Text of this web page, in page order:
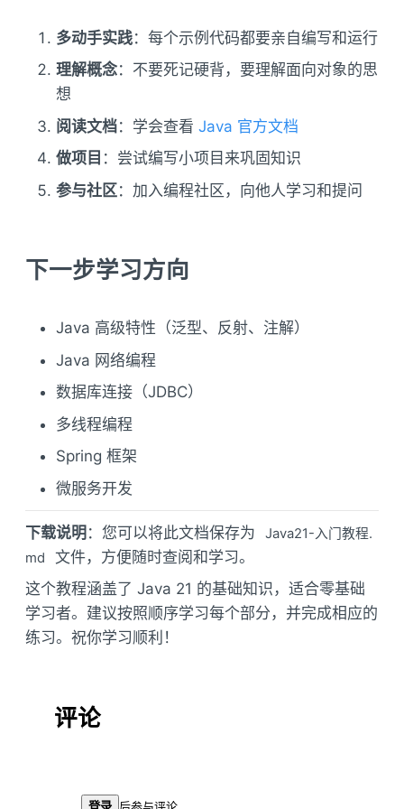
多动手实践：每个示例代码都要亲自编写和运行
理解概念：不要死记硬背，要理解面向对象的思
想
阅读文档：学会查看 Java 官方文档
做项目 ：尝试编写小项目来巩固知识
参与社区：加入编程社区，向他人学习和提问
下一步学习方向
Java 高级特性（泛型、反射、注解）
Java 网络编程
数据库连接（JDBC）
多线程编程
Spring 框架
微服务开发
下载说明 ：您可以将此文档保存为
Java21-入门教程.
md
文件，方便随时查阅和学习。
这个教程涵盖了 Java 21 的基础知识，适合零基础
学习者。建议按照顺序学习每个部分，并完成相应的
练习。祝你学习顺利！
评论